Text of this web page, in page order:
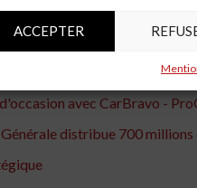
ACCEPTER
électrique, l'EV6
de crédit basé sur
de l'achat de voitures
avec CarBravo -
distribue 700